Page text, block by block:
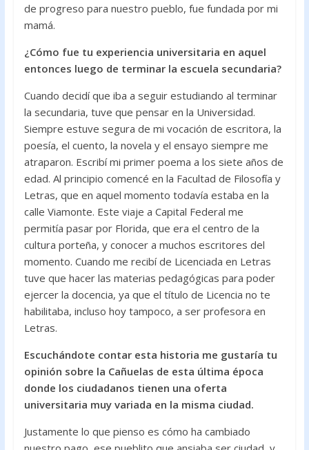
de progreso para nuestro pueblo, fue fundada por mi
mamá.
¿Cómo fue tu experiencia universitaria en aquel
entonces luego de terminar la escuela secundaria?
Cuando decidí que iba a seguir estudiando al terminar
la secundaria, tuve que pensar en la Universidad.
Siempre estuve segura de mi vocación de escritora, la
poesía, el cuento, la novela y el ensayo siempre me
atraparon. Escribí mi primer poema a los siete años de
edad. Al principio comencé en la Facultad de Filosofía y
Letras, que en aquel momento todavía estaba en la
calle Viamonte. Este viaje a Capital Federal me
permitía pasar por Florida, que era el centro de la
cultura porteña, y conocer a muchos escritores del
momento. Cuando me recibí de Licenciada en Letras
tuve que hacer las materias pedagógicas para poder
ejercer la docencia, ya que el título de Licencia no te
habilitaba, incluso hoy tampoco, a ser profesora en
Letras.
Escuchándote contar esta historia me gustaría tu
opinión sobre la Cañuelas de esta última época
donde los ciudadanos tienen una oferta
universitaria muy variada en la misma ciudad.
Justamente lo que pienso es cómo ha cambiado